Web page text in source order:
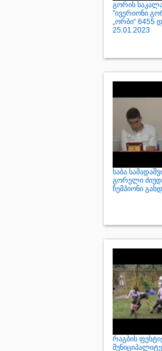
გორის
"ივერიონი
„ორბი“ 6455
25.01.2023
საბა
გორელი
ჩემპიონი
რაგბის